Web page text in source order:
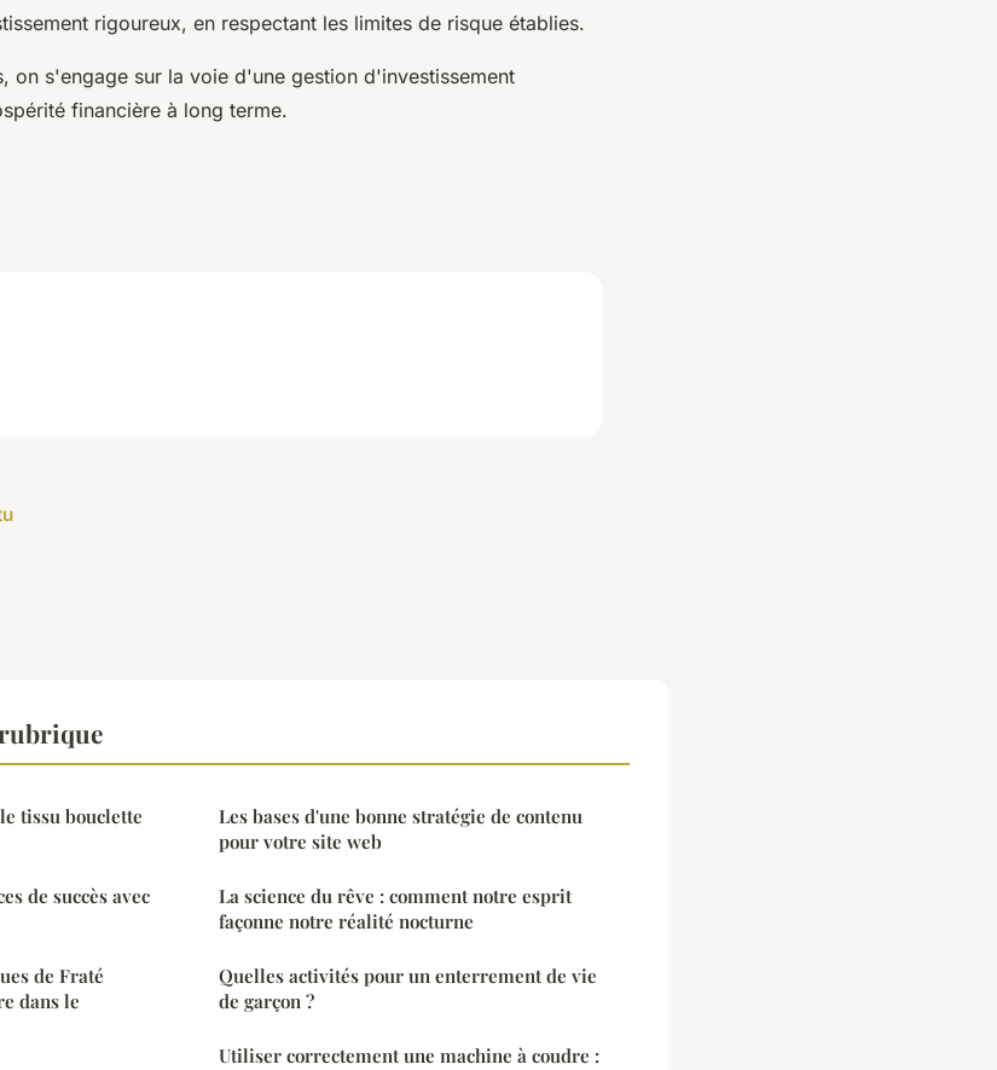
rigoureux, en respectant les limites de risque établies.
on s'engage sur la voie d'une gestion d'investissement
financière à long terme.
tissu bouclette
de succès avec
de Fraté
dans le
Les bases d'une bonne stratégie de contenu
pour votre site web
La science du rêve : comment notre esprit
façonne notre réalité nocturne
Quelles activités pour un enterrement de vie
de garçon ?
Utiliser correctement une machine à coudre :